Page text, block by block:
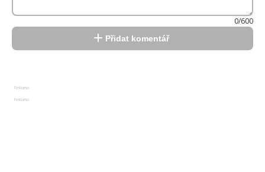
0/600
Přidat komentář
Reklama
Reklama